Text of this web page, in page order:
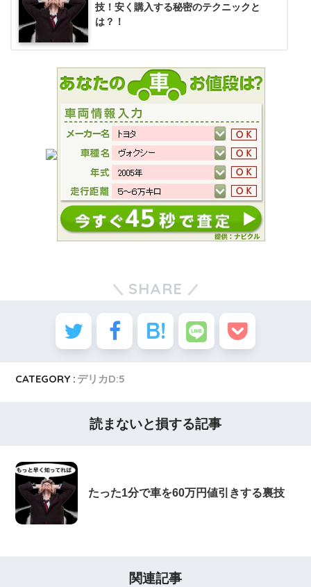
技！安く購入する秘密のテクニックと
は？！
SHARE
CATEGORY : デリカD:5
読まないと損する記事
たった1分で車を60万円値引きする裏技
関連記事